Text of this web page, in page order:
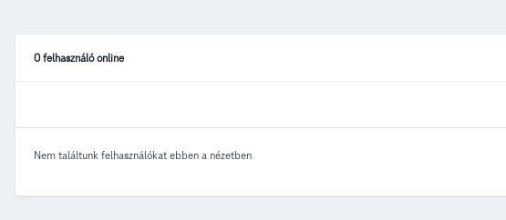
0 felhasználó online
Nem találtunk felhasználókat ebben a nézetben